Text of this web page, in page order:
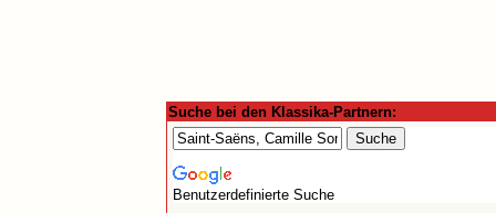
Suche bei den Klassika-Partnern:
Benutzerdefinierte Suche